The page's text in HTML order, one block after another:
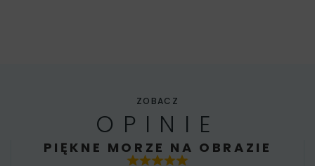
ZOBACZ
OPINIE
PIĘKNE MORZE NA OBRAZIE